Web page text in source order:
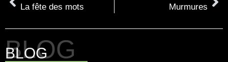
La fête des mots Murmures
BLOG